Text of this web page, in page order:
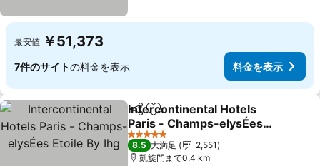
最安値 ￥51,373
7件のサイトの料金を表示 料金を表示
シェアお気に入りに追加
Intercontinental Hotels
Paris - Champs-elysÉes
Etoile By Ihg
5 ホテルのランク
8.5 大満足
2,551
凱旋門まで0.4 km